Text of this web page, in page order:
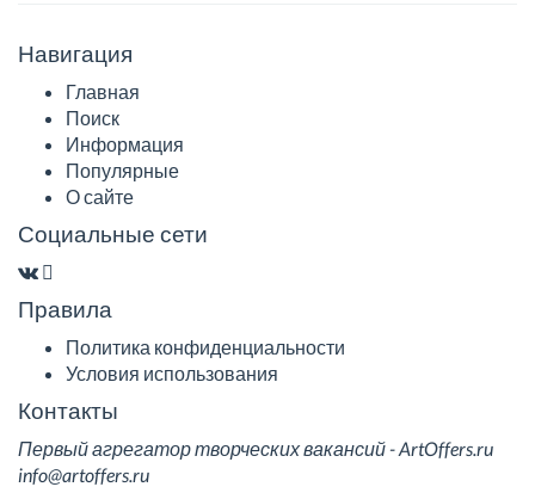
Навигация
Главная
Поиск
Информация
Популярные
О сайте
Социальные сети
Правила
Политика конфиденциальности
Условия использования
Контакты
Первый агрегатор творческих вакансий - ArtOffers.ru
info@artoffers.ru